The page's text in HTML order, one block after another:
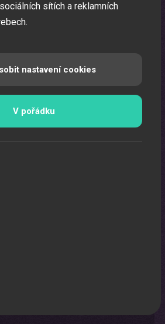
narozenin s animátorem
sítích a reklamních
nastavení cookies
V pořádku